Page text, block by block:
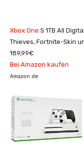
Xbox One S 1TB All
Thieves, Fortnite-Skin
189,99€
Bei Amazon kaufen
Amazon.de